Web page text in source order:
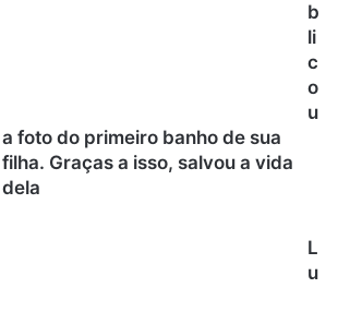
b
li
c
o
u
a foto do primeiro banho de sua
filha. Graças a isso, salvou a vida
dela
L
u